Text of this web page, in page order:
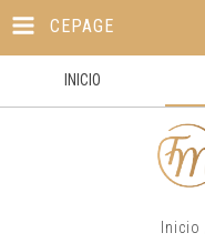
CEPAGE
INICIO
Inicio